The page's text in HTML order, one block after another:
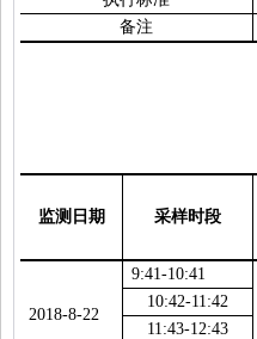
备注
监测日期 采样时段
2018-8-22
9:41-10:41
10:42-11:42
11:43-12:43